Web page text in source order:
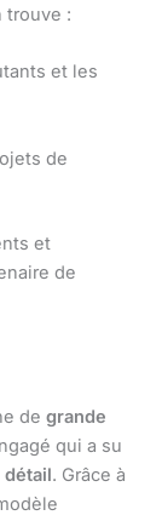
trouve :
et les
de
et
de
de grande
qui a su
détail. Grâce à